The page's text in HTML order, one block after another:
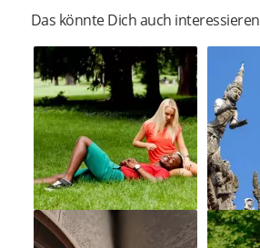
Das könnte Dich auch interessieren